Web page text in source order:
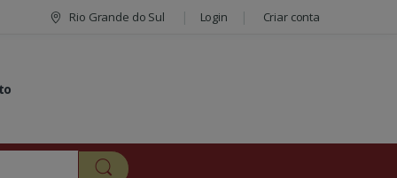
Rio Grande do Sul Login Criar conta